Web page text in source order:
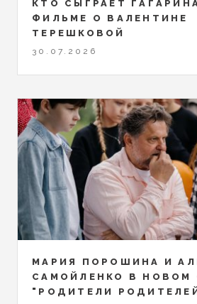
КТО СЫГРАЕТ
ФИЛЬМЕ О ВАЛЕНТИНЕ
ТЕРЕШКОВОЙ
30.07.2026
МАРИЯ ПОРОШИНА И
САМОЙЛЕНКО В НОВОМ
"РОДИТЕЛИ